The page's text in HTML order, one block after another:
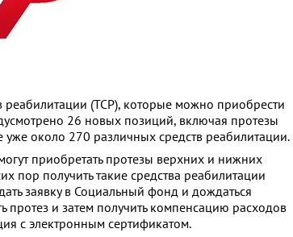
(ТСР), которые можно приобрести
26 новых позиций, включая протезы
около 270 различных средств реабилитации.
приобретать протезы верхних и нижних
пор получить такие средства реабилитации
заявку в Социальный фонд и дождаться
протез и затем получить компенсацию расходов
с электронным сертификатом.